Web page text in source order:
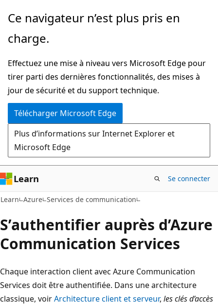
Passer
directement
au
principal
Ce navigateur n’est plus pris en
charge.
Effectuez une mise à niveau vers Microsoft Edge pour
tirer parti des dernières fonctionnalités, des mises à
jour de sécurité et du support technique.
Télécharger Microsoft Edge
Plus d’informations sur Internet Explorer et
Microsoft Edge
Learn Se connecter
Learn Azure Services de communication
S’authentifier auprès d’Azure
Communication Services
Chaque interaction client avec Azure Communication
Services doit être authentifiée. Dans une architecture
classique, voirArchitecture client et serveur, les clés d’accès